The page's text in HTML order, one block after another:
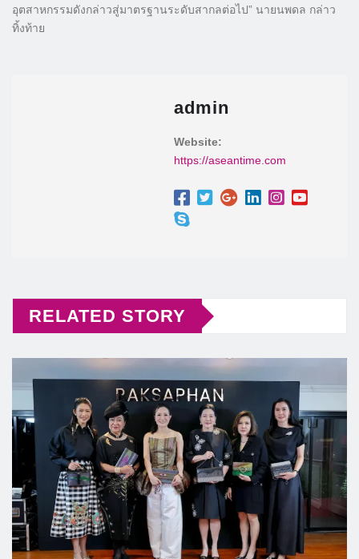
อุตสาหกรรมดังกล่าวสู่มาตรฐานระดับสากลต่อไป” นายนพดล กล่าว
ทิ้งท้าย
admin
Website:
https://aseantime.com
RELATED STORY